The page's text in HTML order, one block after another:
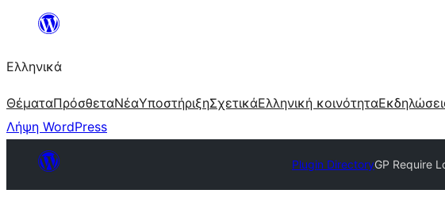
Μετάβαση
περιεχόμενο
Ελληνικά
ΘέματαΠρόσθεταΝέαΥποστήριξηΣχετικάΕλληνική κοινότητα
Λήψη WordPress
Plugin DirectoryGP Require